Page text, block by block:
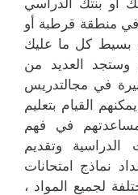
منطقة قرطبة أو
بسيط كل ما عليك
العديد من
في مجالتدريس
القيام بتعليم
في فهم
وتقديم
نماذج امتحانات
لجميع المواد ،